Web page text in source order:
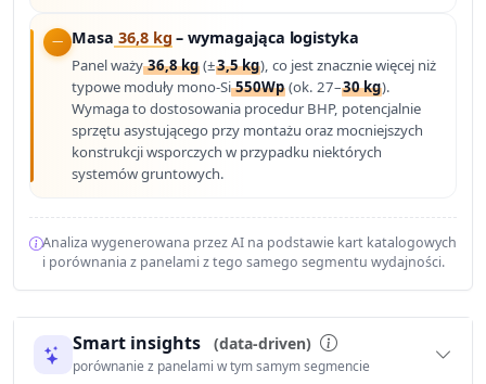
Masa 36,8 kg – wymagająca logistyka
Panel waży36,8 kg (±3,5 kg), co jest znacznie więcej niż
typowe moduły mono-Si550Wp (ok. 27–30 kg).
Wymaga to dostosowania procedur BHP, potencjalnie
sprzętu asystującego przy montażu oraz mocniejszych
konstrukcji wsporczych w przypadku niektórych
systemów gruntowych.
Analiza wygenerowana przez AI na podstawie kart katalogowych
i porównania z panelami z tego samego segmentu wydajności.
Smart insights (data-driven)
porównanie z panelami w tym samym segmencie